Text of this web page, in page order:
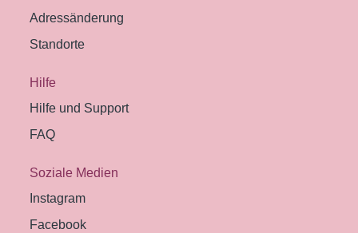
Adressänderung
Standorte
Hilfe
Hilfe und Support
FAQ
Soziale Medien
Instagram
Facebook